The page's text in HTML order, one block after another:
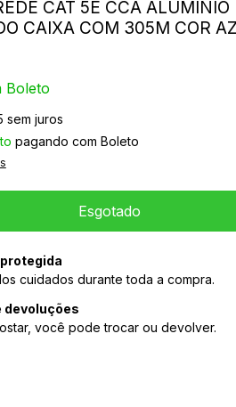
CAT 5E CCA ALUMÍNIO
CAIXA COM 305M COR
Boleto
sem juros
pagando com Boleto
cuidados durante toda a compra.
devoluções
você pode trocar ou devolver.